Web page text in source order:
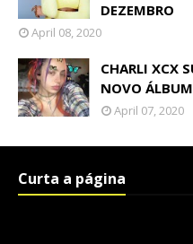
DEZEMBRO
April 08, 2020
CHARLI XCX
NOVO ÁLBUM
April 07, 2020
Curta a página